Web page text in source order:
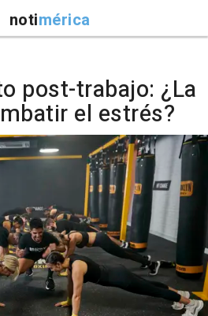
notimérica
post-trabajo: ¿La
el estrés?